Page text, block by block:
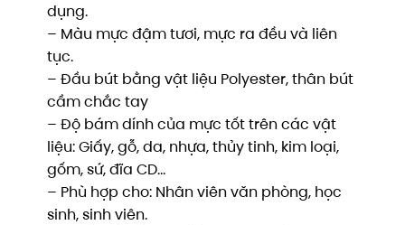
dụng.
– Màu mực đậm tươi, mực ra đều và liên
tục.
– Đầu bút bằng vật liệu Polyester, thân bút
cầm chắc tay
– Độ bám dính của mực tốt trên các vật
liệu: Giấy, gỗ, da, nhựa, thủy tinh, kim loại,
gốm, sứ, đĩa CD…
– Phù hợp cho: Nhân viên văn phòng, học
sinh, sinh viên.